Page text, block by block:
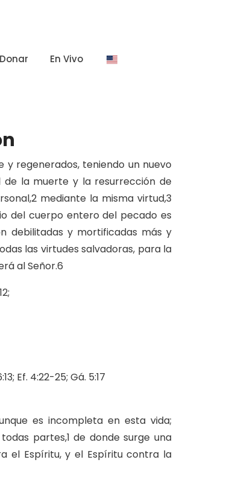
Donar En Vivo
y regenerados, teniendo un nuevo
de la muerte y la resurrección de
mediante la misma virtud,3
del cuerpo entero del pecado es
debilitadas y mortificadas más y
las virtudes salvadoras, para la
al Señor.6
Ef. 4:22-25; Gá. 5:17
es incompleta en esta vida;
partes,1 de donde surge una
el Espíritu, y el Espíritu contra la